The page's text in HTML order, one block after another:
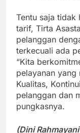
Tentu saja tidak
tarif, Tirta
pelanggan
terkecuali ada
“Kita
pelayanan yang
Kualitas,
pelanggan dan
pungkasnya.
(Dini